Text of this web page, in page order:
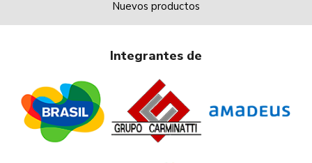
Nuevos productos
Integrantes de